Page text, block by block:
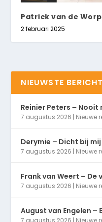
Patrick van de
2 februari 2025
NIEUWSTE
Reinier Peters – Nooit
7 augustus 2026 | Nieuwe
Derymie – Dicht bij mij
7 augustus 2026 | Nieuwe
Frank van Weert – De
7 augustus 2026 | Nieuwe
August van Engelen –
7 augustus 2026 | Nieuwe